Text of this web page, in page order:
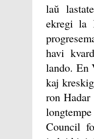
laŭ
ekregi la
havi
lando. En
kaj
ron Hadar
Council